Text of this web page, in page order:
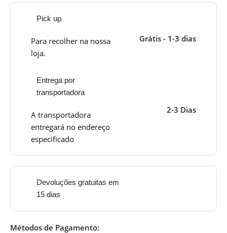
Pick up
Para recolher na nossa
loja.
Grátis - 1-3 dias
Entrega por
transportadora
A transportadora
entregará no endereço
especificado
2-3 Dias
Devoluções gratuitas em
15 dias
Métodos de Pagamento: